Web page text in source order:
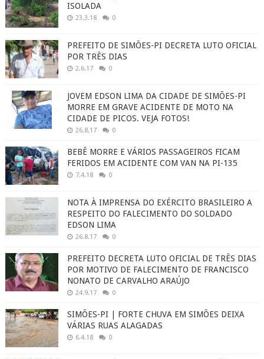
ISOLADA
23.3.18 0
PREFEITO DE SIMÕES-PI DECRETA LUTO OFICIAL
POR TRÊS DIAS
2.6.17 0
JOVEM EDSON LIMA DA CIDADE DE SIMÕES-PI
MORRE EM GRAVE ACIDENTE DE MOTO NA
CIDADE DE PICOS. VEJA FOTOS!
26.8.17 0
BEBÊ MORRE E VÁRIOS PASSAGEIROS FICAM
FERIDOS EM ACIDENTE COM VAN NA PI-135
7.4.18 0
NOTA À IMPRENSA DO EXÉRCITO BRASILEIRO A
RESPEITO DO FALECIMENTO DO SOLDADO
EDSON LIMA
26.8.17 0
PREFEITO DECRETA LUTO OFICIAL DE TRÊS DIAS
POR MOTIVO DE FALECIMENTO DE FRANCISCO
NONATO DE CARVALHO ARAÚJO
24.9.17 0
SIMÕES-PI | FORTE CHUVA EM SIMÕES DEIXA
VÁRIAS RUAS ALAGADAS
6.4.18 0